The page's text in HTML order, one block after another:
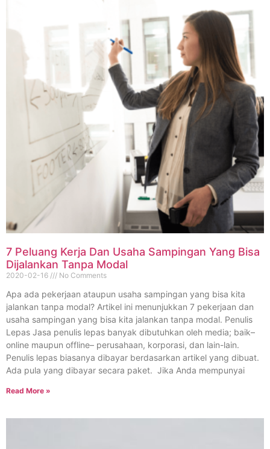
7 Peluang Kerja Dan Usaha Sampingan Yang Bisa
Dijalankan Tanpa Modal
2020-02-16 No Comments
Apa ada pekerjaan ataupun usaha sampingan yang bisa kita
jalankan tanpa modal? Artikel ini menunjukkan 7 pekerjaan dan
usaha sampingan yang bisa kita jalankan tanpa modal. Penulis
Lepas Jasa penulis lepas banyak dibutuhkan oleh media; baik–
online maupun offline– perusahaan, korporasi, dan lain-lain.
Penulis lepas biasanya dibayar berdasarkan artikel yang dibuat.
Ada pula yang dibayar secara paket. Jika Anda mempunyai
Read More »